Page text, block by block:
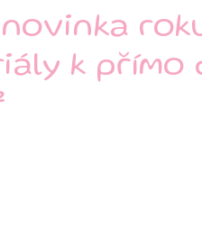
k přímo